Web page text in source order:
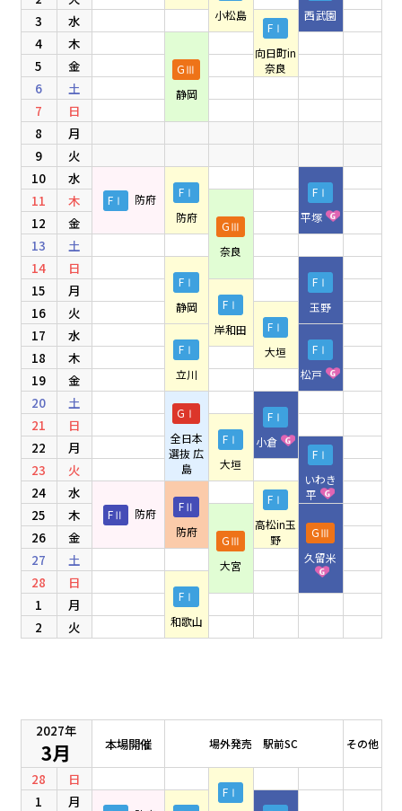
小松島 西武園
3
水
FⅠ
向日町in
奈良
4 木
GⅢ
静岡
5
金
6
土
7
日
8
月
9
火
10
水
FⅠ 防府
FⅠ
防府
FⅠ
平塚
11 木
GⅢ
奈良
12
金
13
土
14
日
FⅠ
静岡
FⅠ
玉野
15 月
FⅠ
岸和田
16 火
FⅠ
大垣
17 水
FⅠ
立川
FⅠ
松戸
18
木
19
金
20
土
GⅠ
全日本
選抜 広
島
FⅠ
小倉
21 日
FⅠ
大垣
22 月
FⅠ
いわき
平
23
火
24
水
FⅡ 防府
FⅡ
防府
FⅠ
高松in玉
野
25 木
GⅢ
大宮
GⅢ
久留米
26
金
27
土
28
日
FⅠ
和歌山
1
月
2
火
2027年
3月 本場開催 場外発売 駅前SC その他
28 日
FⅠ
1 月